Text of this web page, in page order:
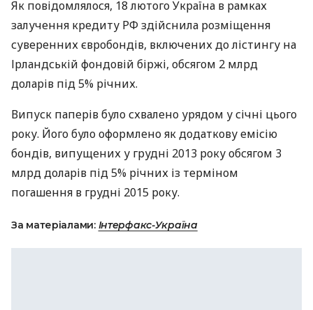
Як повідомлялося, 18 лютого Україна в рамках
залучення кредиту РФ здійснила розміщення
суверенних євробондів, включених до лістингу на
Ірландській фондовій біржі, обсягом 2 млрд
доларів під 5% річних.
Випуск паперів було схвалено урядом у січні цього
року. Його було оформлено як додаткову емісію
бондів, випущених у грудні 2013 року обсягом 3
млрд доларів під 5% річних із терміном
погашення в грудні 2015 року.
За матеріалами: Інтерфакс-Україна